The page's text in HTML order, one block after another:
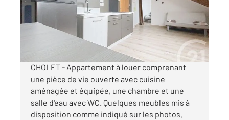
Appartement F2 à louer
450 €
par mois charges comprises
CHOLET - Appartement à louer comprenant
une pièce de vie ouverte avec cuisine
aménagée et équipée, une chambre et une
salle d'eau avec WC. Quelques meubles mis à
disposition comme indiqué sur les photos.